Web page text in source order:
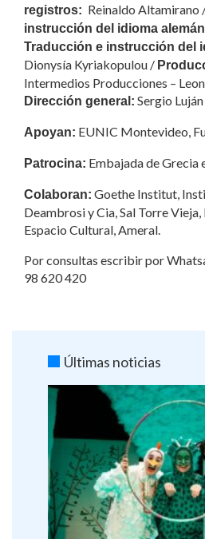
registros: Reinaldo Altamirano
instrucción del idioma
Traducción e instrucción del
Dionysía Kyriakopulou /
Intermedios Producciones –
Dirección general: Sergio Luján
Apoyan: EUNIC Montevideo,
Patrocina: Embajada de Grecia
Colaboran: Goethe Institut,
Deambrosi y Cia, Sal Torre
Espacio Cultural, Ameral.
Por consultas escribir por
98 620 420
Últimas noticias